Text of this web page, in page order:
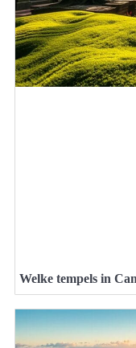
Welke tempels in